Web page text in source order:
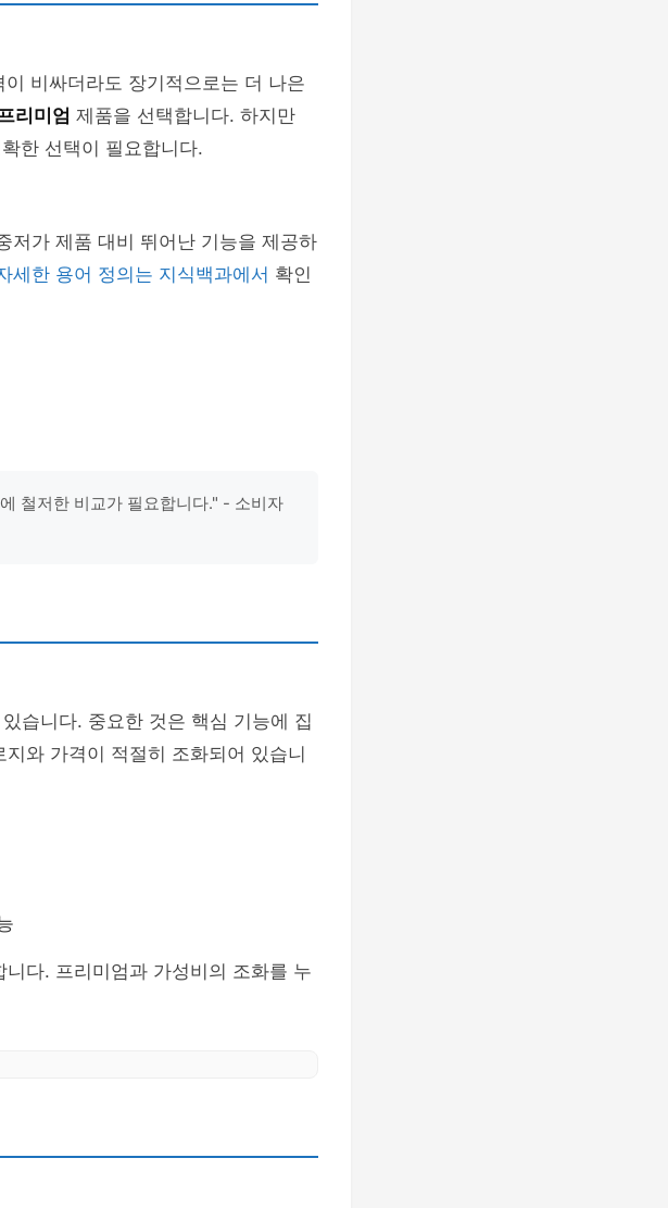
비싸더라도 장기적으로는 더 나은
리미엄 제품을 선택합니다. 하지만
한 선택이 필요합니다.
저가 제품 대비 뛰어난 기능을 제공하
세한 용어 정의는 지식백과에서 확인
철저한 비교가 필요합니다." - 소비자
습니다. 중요한 것은 핵심 기능에 집
와 가격이 적절히 조화되어 있습니
다. 프리미엄과 가성비의 조화를 누